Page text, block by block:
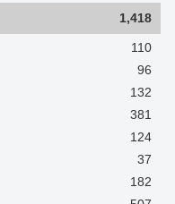
1,418
110
96
132
381
124
37
182